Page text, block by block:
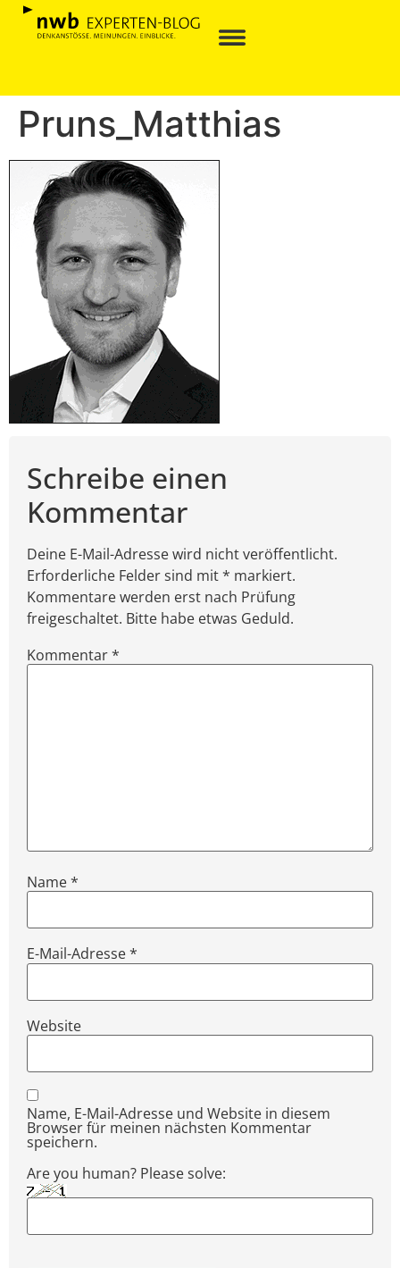
Pruns_Matthias
Schreibe einen
Kommentar
Deine E-Mail-Adresse wird nicht veröffentlicht.
Erforderliche Felder sind mit * markiert.
Kommentare werden erst nach Prüfung
freigeschaltet. Bitte habe etwas Geduld.
Kommentar*
Name*
E-Mail-Adresse*
Website
Name, E-Mail-Adresse und Website in diesem
Browser für meinen nächsten Kommentar
speichern.
Are you human? Please solve: